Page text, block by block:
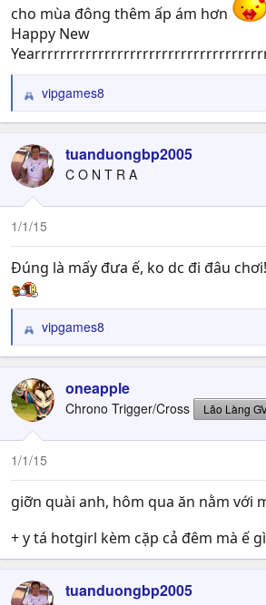
cho mùa đông thêm ấp ám hơn
Happy New
R
e
c
t
i
o
n
vipgames8
tuanduongbp2005
C O N T R A
1/1/15
Đúng là mấy đưa ế, ko dc đi đâu
R
e
c
t
i
o
n
vipgames8
oneapple
Chrono Trigger/Cross Lão Làng
1/1/15
giỡn quài anh, hôm qua ăn nằm với
+ y tá hotgirl kèm cặp cả đêm mà ế gì
tuanduongbp2005